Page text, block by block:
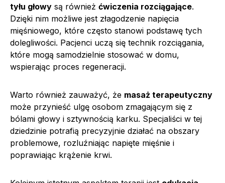
tyłu głowy są również ćwiczenia rozciągające.
Dzięki nim możliwe jest złagodzenie napięcia
mięśniowego, które często stanowi podstawę tych
dolegliwości. Pacjenci uczą się technik rozciągania,
które mogą samodzielnie stosować w domu,
wspierając proces regeneracji.
Warto również zauważyć, że masaż terapeutyczny
może przynieść ulgę osobom zmagającym się z
bólami głowy i sztywnością karku. Specjaliści w tej
dziedzinie potrafią precyzyjnie działać na obszary
problemowe, rozluźniając napięte mięśnie i
poprawiając krążenie krwi.